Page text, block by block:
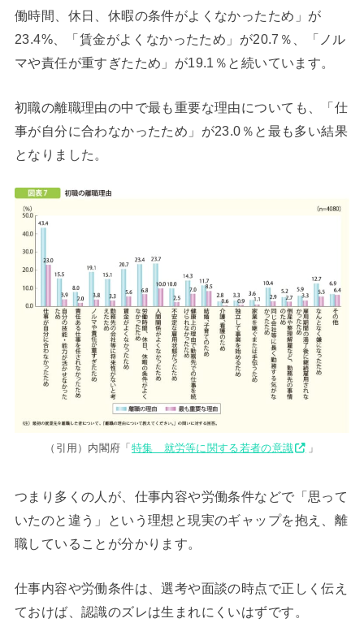
働時間、休日、休暇の条件がよくなかったため」が
23.4%、「賃金がよくなかったため」が20.7％、「ノル
マや責任が重すぎたため」が19.1％と続いています。
初職の離職理由の中で最も重要な理由についても、「仕
事が自分に合わなかったため」が23.0％と最も多い結果
となりました。
（引用）内閣府「 特集 就労等に関する若者の意識 」
つまり多くの人が、仕事内容や労働条件などで「思って
いたのと違う」という理想と現実のギャップを抱え、離
職していることが分かります。
仕事内容や労働条件は、選考や面談の時点で正しく伝え
ておけば、認識のズレは生まれにくいはずです。